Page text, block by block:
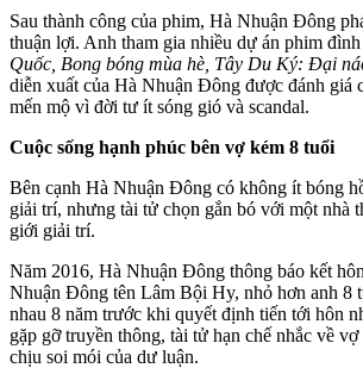
Sau thành công của phim, Hà Nhuận Đông
thuận lợi. Anh tham gia nhiều dự án phim
Quốc, Bong bóng mùa hè, Tây Du Ký: Đại
diễn xuất của Hà Nhuận Đông được đánh giá
mến mộ vì đời tư ít sóng gió và scandal.
Cuộc sống hạnh phúc bên vợ kém 8 tuổi
Bên cạnh Hà Nhuận Đông có không ít bóng
giải trí, nhưng tài tử chọn gắn bó với một nhà
giới giải trí.
Năm 2016, Hà Nhuận Đông thông báo kết
Nhuận Đông tên Lâm Bội Hy, nhỏ hơn anh 8
nhau 8 năm trước khi quyết định tiến tới hôn
gặp gỡ truyền thông, tài tử hạn chế nhắc về
chịu soi mói của dư luận.